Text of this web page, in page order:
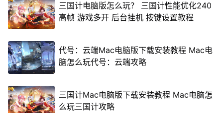
三国计电脑版怎么玩？ 三国计性能优化240
高帧 游戏多开 后台挂机 按键设置教程
代号：云端Mac电脑版下载安装教程 Mac电
脑怎么玩代号：云端攻略
三国计Mac电脑版下载安装教程 Mac电脑怎
么玩三国计攻略